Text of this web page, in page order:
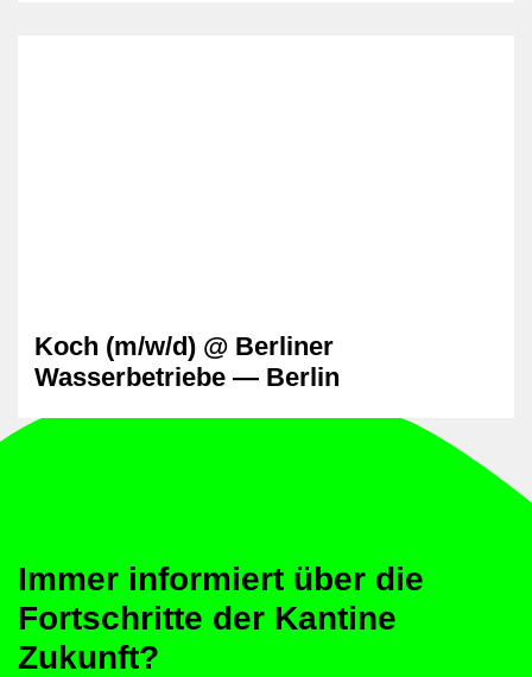
Koch (m/w/d) @ Berliner
Wasserbetriebe — Berlin
Immer informiert über die
Fortschritte der Kantine
Zukunft?